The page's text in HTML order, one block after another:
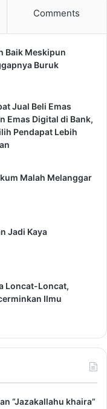
Comments
Baik Meskipun
Buruk
Jual Beli Emas
Emas Digital di Bank,
Pendapat Lebih
Malah Melanggar
Jadi Kaya
Loncat-Loncat,
Ilmu
“Jazakallahu khaira”